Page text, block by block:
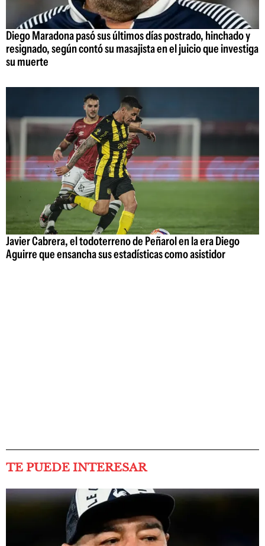
Diego Maradona pasó sus últimos días postrado, hinchado y
resignado, según contó su masajista en el juicio que investiga
su muerte
Javier Cabrera, el todoterreno de Peñarol en la era Diego
Aguirre que ensancha sus estadísticas como asistidor
TE PUEDE INTERESAR